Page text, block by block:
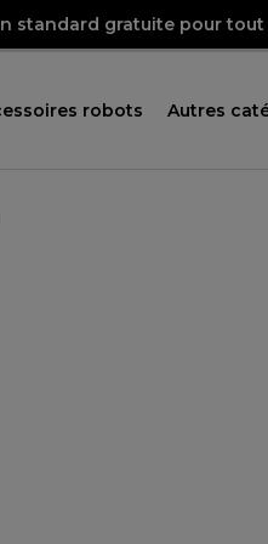
standard gratuite pour
robots Autres